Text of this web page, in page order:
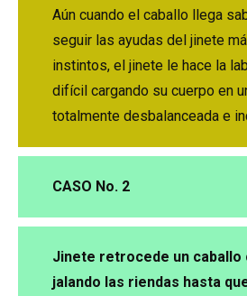
Aún cuando el caballo llega
seguir las ayudas del jinete
instintos, el jinete le hace la
difícil cargando su cuerpo en
totalmente desbalanceada e
CASO No. 2
Jinete retrocede un caballo
jalando las riendas hasta